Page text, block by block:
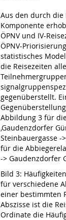
Aus den durch die
Komponente
ÖPNV und IV-
ÖPNV-
statistisches
die Reisezeiten
gegenüberstellt.
Abbildung 3 für
‚Gaudenzdorfer
Steinbauergasse -
für die
-> Gaudenzdorfer
Bild 3:
für verschiedene
einer bestimmten
Abszisse ist die
Ordinate die